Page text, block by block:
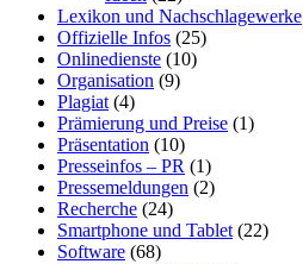
Lexikon und Nachschlagewerke
Offizielle Infos (25)
Onlinedienste (10)
Organisation (9)
Plagiat (4)
Prämierung und Preise (1)
Präsentation (10)
Presseinfos – PR (1)
Pressemeldungen (2)
Recherche (24)
Smartphone und Tablet (22)
Software (68)